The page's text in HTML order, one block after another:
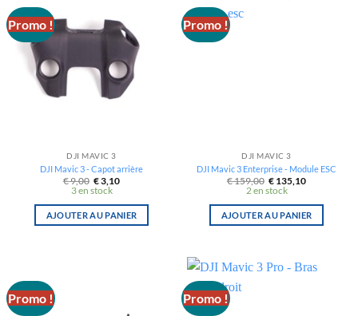
Promo !
DJI MAVIC 3
DJI Mavic 3 - Capot arrière
€9,00 Le
prix
initial
était :
€ 9,00.
€3,10Le
est :
€ 3,10.
3 en stock
AJOUTER AU PANIER
Promo !
DJI MAVIC 3
DJI Mavic 3 Enterprise - Module ESC
€159,00 Le
prix
initial
était :
€ 159,00.
€ 135,10Le
est :
€ 135,10.
2 en stock
AJOUTER AU PANIER
Promo ! Promo !